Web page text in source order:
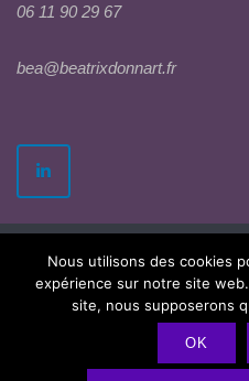
06 11 90 29 67
bea@beatrixdonnart.fr
2026 © Béatrix Donnart
Nous utilisons des cookies
expérience sur notre site
site, nous supposerons
OK